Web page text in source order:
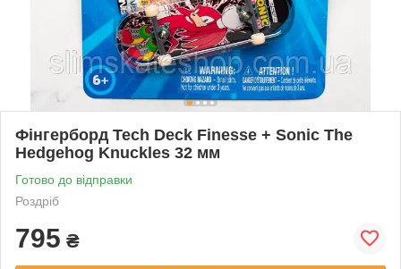
Фінгерборд Tech Deck Finesse + Sonic The
Hedgehog Knuckles 32 мм
Готово до відправки
Роздріб
795 ₴